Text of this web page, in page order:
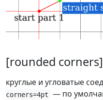
[rounded
круглые и угловатые
corners=4pt
— по